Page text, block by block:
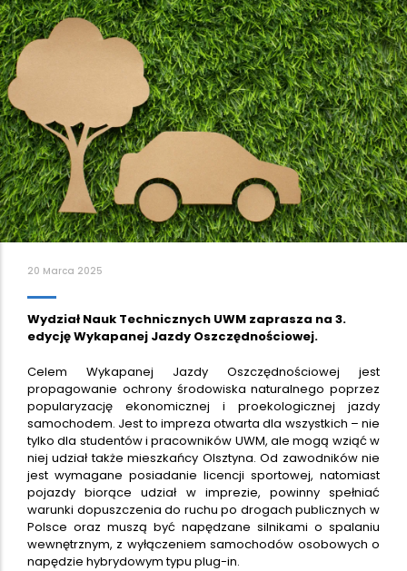
20 Marca 2025
Wydział Nauk Technicznych UWM zaprasza na 3.
edycję Wykapanej Jazdy Oszczędnościowej.
Celem Wykapanej Jazdy Oszczędnościowej jest
propagowanie ochrony środowiska naturalnego poprzez
popularyzację ekonomicznej i proekologicznej jazdy
samochodem. Jest to impreza otwarta dla wszystkich – nie
tylko dla studentów i pracowników UWM, ale mogą wziąć w
niej udział także mieszkańcy Olsztyna. Od zawodników nie
jest wymagane posiadanie licencji sportowej, natomiast
pojazdy biorące udział w imprezie, powinny spełniać
warunki dopuszczenia do ruchu po drogach publicznych w
Polsce oraz muszą być napędzane silnikami o spalaniu
wewnętrznym, z wyłączeniem samochodów osobowych o
napędzie hybrydowym typu plug-in.